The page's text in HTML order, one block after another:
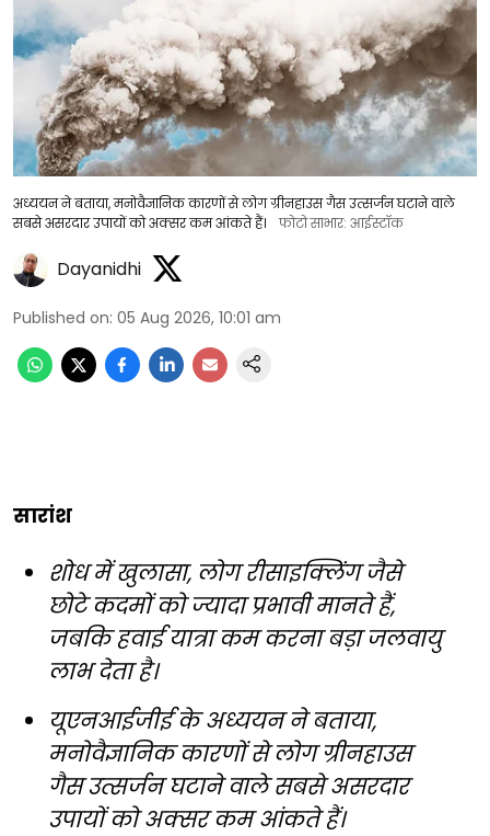
अध्ययन ने बताया, मनोवैज्ञानिक कारणों से लोग ग्रीनहाउस गैस उत्सर्जन घटाने वाले
सबसे असरदार उपायों को अक्सर कम आंकते हैं।
फोटो साभार: आईस्टॉक
Dayanidhi
Published on: 05 Aug 2026, 10:01 am
सारांश
शोध में खुलासा, लोग रीसाइक्लिंग जैसे
छोटे कदमों को ज्यादा प्रभावी मानते हैं,
जबकि हवाई यात्रा कम करना बड़ा जलवायु
लाभ देता है।
यूएनआईजीई के अध्ययन ने बताया,
मनोवैज्ञानिक कारणों से लोग ग्रीनहाउस
गैस उत्सर्जन घटाने वाले सबसे असरदार
उपायों को अक्सर कम आंकते हैं।